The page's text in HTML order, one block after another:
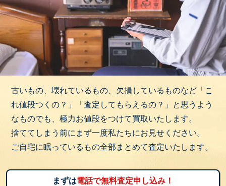
古いもの、壊れているもの、欠損しているものなど「こ
れ値段つくの？」「査定してもらえるの？」と思うよう
なものでも、極力お値段をつけて買取いたします。
捨ててしまう前にまず一度私たちにお見せください。
ご自宅に眠っているもの全部まとめて査定いたします。
まずは電話で無料査定申し込み！